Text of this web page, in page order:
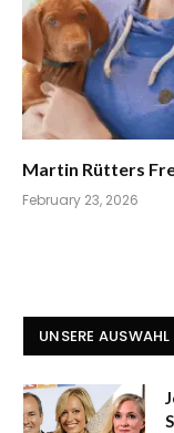
Martin Rütters
February 23, 2026
UNSERE AUSWAHL